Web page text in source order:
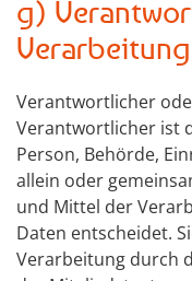
g)
Verantwortlicher
Verantwortlicher ist
Person, Behörde,
allein oder
und Mittel der
Daten entscheidet.
Verarbeitung durch